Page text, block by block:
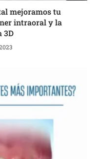
mejoramos tu
intraoral y la
3D